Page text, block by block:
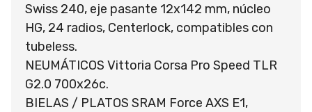
Swiss 240, eje pasante 12x142 mm, núcleo
HG, 24 radios, Centerlock, compatibles con
tubeless.
NEUMÁTICOS Vittoria Corsa Pro Speed TLR
G2.0 700x26c.
BIELAS / PLATOS SRAM Force AXS E1,